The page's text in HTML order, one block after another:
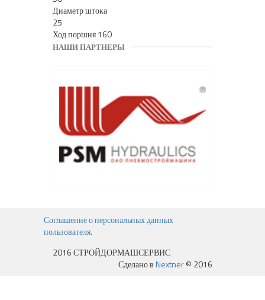
Диаметр штока
Ход поршня160
НАШИ ПАРТНЕРЫ
Соглашение о персональных данных
пользователя.
2016 СТРОЙДОРМАШСЕРВИС
Сделано вNextner© 2016